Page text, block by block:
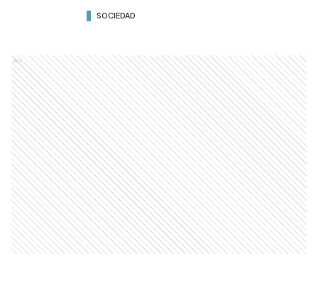
SOCIEDAD
Ads